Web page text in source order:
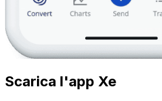
Scarica l'app Xe